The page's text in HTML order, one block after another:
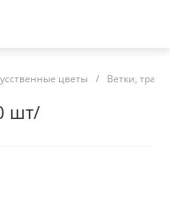
цветы / Ветки, трава
шт/